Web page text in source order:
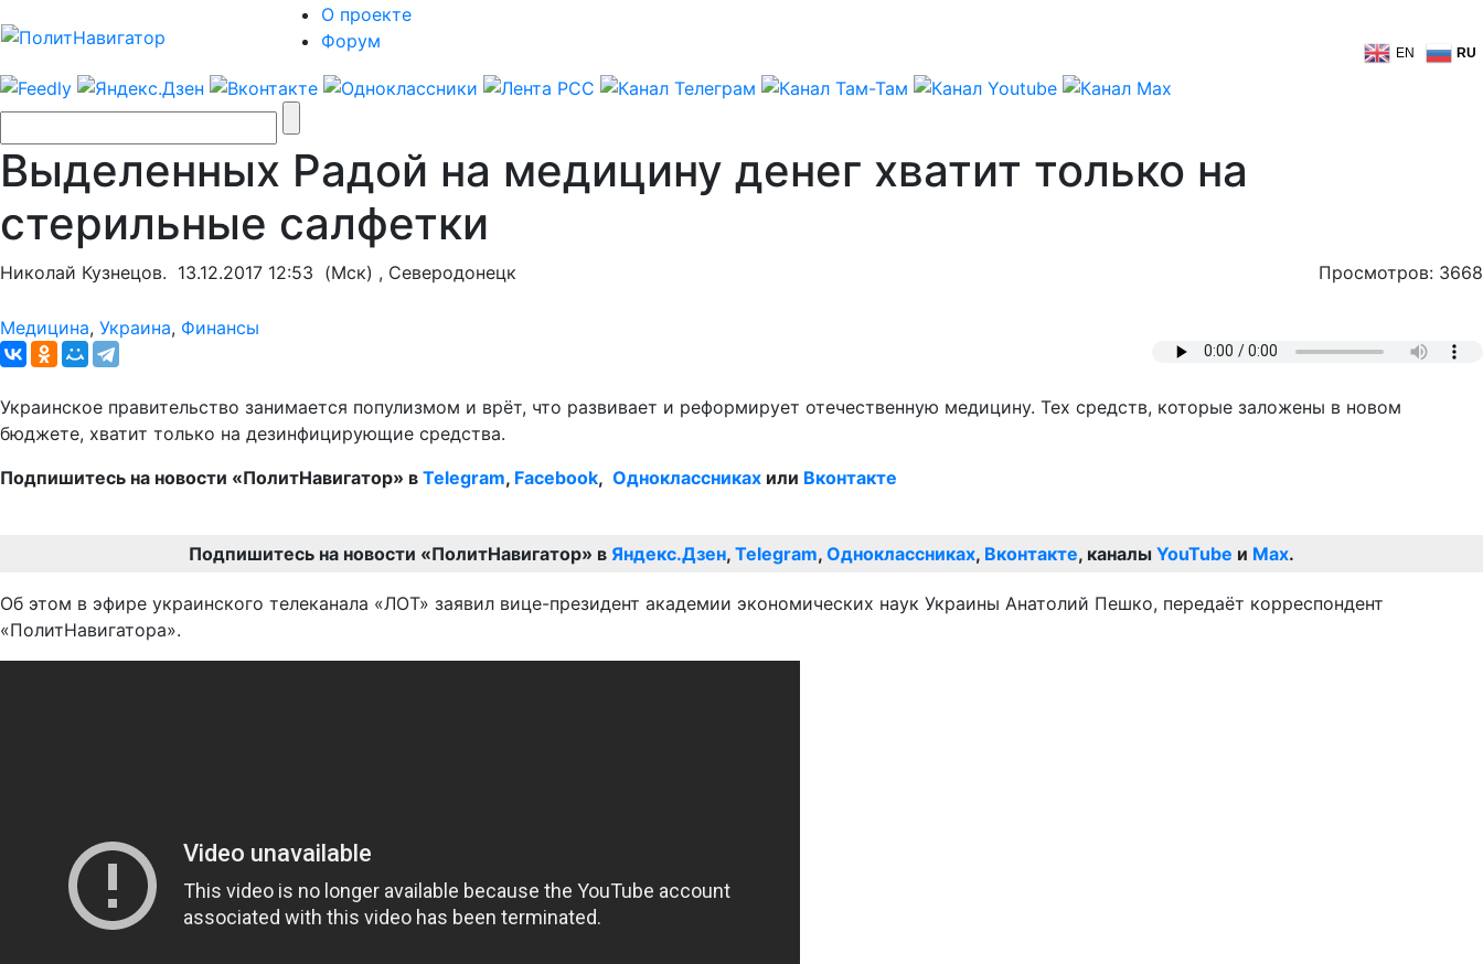
О проекте
Форум
EN RU
Выделенных Радой на медицину денег хватит только на
стерильные салфетки
Николай Кузнецов. 13.12.2017 12:53 (Мск) , Северодонецк Просмотров: 3668
Медицина, Украина, Финансы
Украинское правительство занимается популизмом и врёт, что развивает и реформирует отечественную медицину. Тех средств, которые заложены в новом
бюджете, хватит только на дезинфицирующие средства.
Подпишитесь на новости «ПолитНавигатор» в Telegram, Facebook, Одноклассниках или Вконтакте
Подпишитесь на новости «ПолитНавигатор» в Яндекс.Дзен, Telegram, Одноклассниках, Вконтакте, каналы YouTube и Max.
Об этом в эфире украинского телеканала «ЛОТ» заявил вице-президент академии экономических наук Украины Анатолий Пешко, передаёт корреспондент
«ПолитНавигатора».